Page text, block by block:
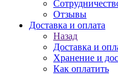
Отзывы
Доставка и оплата
Назад
Доставка и
Хранение и
Как оплатить